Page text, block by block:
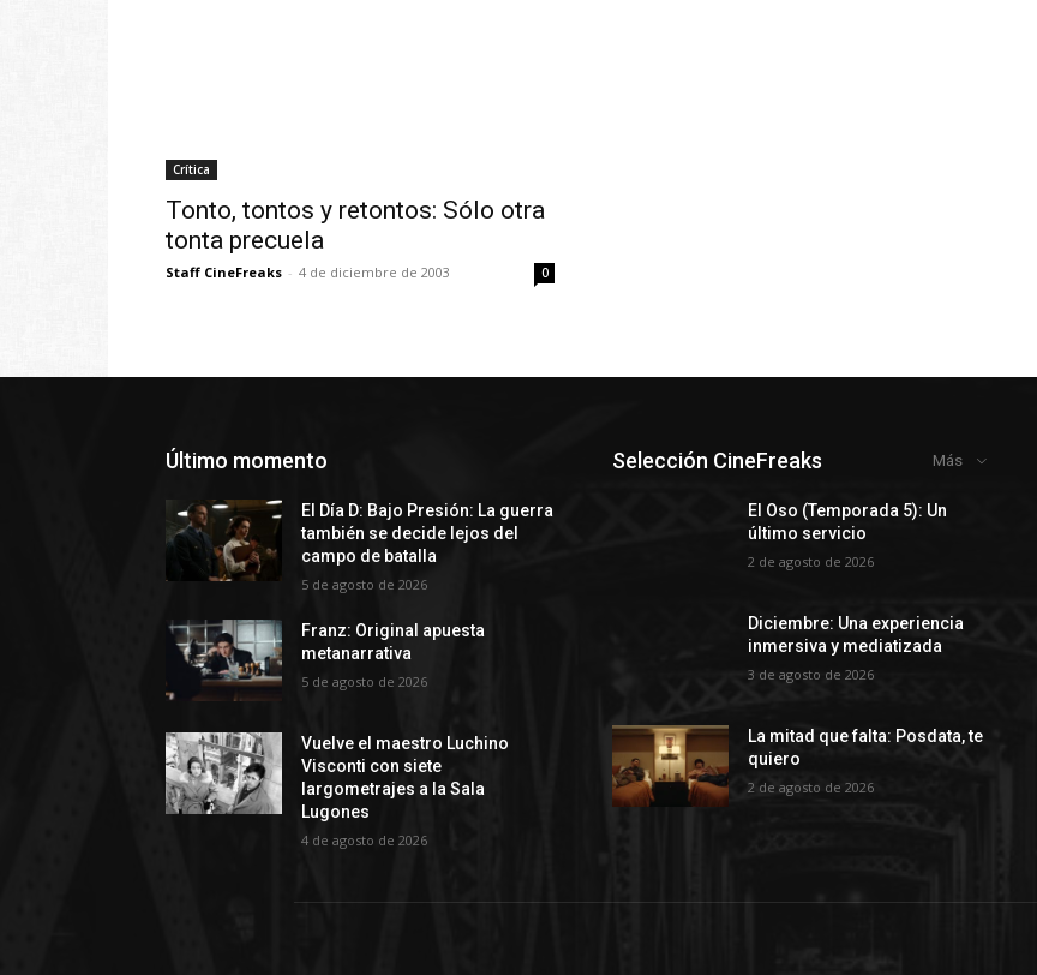
Crítica
Tonto, tontos y retontos: Sólo otra
tonta precuela
Staff CineFreaks - 4 de diciembre de 2003 0
Último momento
El Día D: Bajo Presión: La guerra
también se decide lejos del
campo de batalla
5 de agosto de 2026
Franz: Original apuesta
metanarrativa
5 de agosto de 2026
Vuelve el maestro Luchino
Visconti con siete
largometrajes a la Sala
Lugones
4 de agosto de 2026
Selección CineFreaks Más
El Oso (Temporada 5): Un
último servicio
2 de agosto de 2026
Diciembre: Una experiencia
inmersiva y mediatizada
3 de agosto de 2026
La mitad que falta: Posdata, te
quiero
2 de agosto de 2026